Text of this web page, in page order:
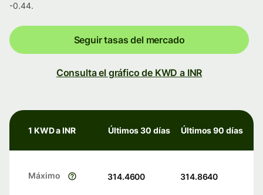
-0.44.
Seguir tasas del mercado
Consulta el gráfico de KWD a INR
1 KWD a INR Últimos 30 días Últimos 90 días
Máximo 314.4600 314.8640